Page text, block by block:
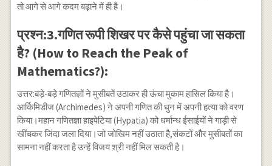
तो आगे से आगे कदम बढ़ाने में ही है।
प्रश्न:3.गणित रूपी शिखर पर कैसे पहुंचा जा सकता
है? (How to Reach the Peak of
Mathematics?):
उत्तर:बड़े-बड़े गणितज्ञों ने मुसीबतें उठाकर ही ऊंचा मुकाम हासिल किया है।
आर्किमिडीज (Archimedes) ने अपनी गणित की धुन में अपनी हत्या को वरण
किया।महान गणितज्ञा हाइपेटिया (Hypatia) को धर्मान्ध ईसाईयों ने गाड़ी से
खींचकर जिंदा जला दिया।जो जोखिम नहीं उठाता है,संकटों और मुसीबतों का
सामना नहीं करता है उन्हें विजय श्री नहीं मिल सकती है।